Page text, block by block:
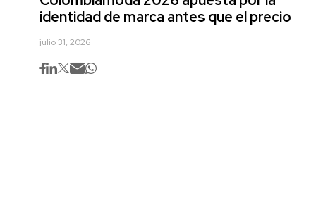
identidad de marca antes que el precio
julio 31, 2026